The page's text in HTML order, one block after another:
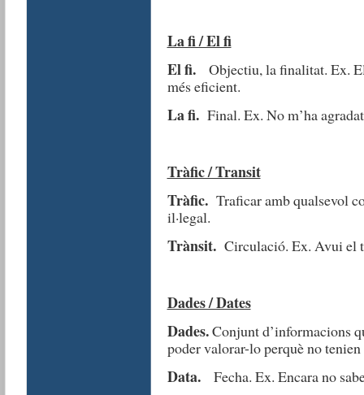
La fi / El fi
El fi.Objectiu, la finalitat. Ex. El
més eficient.
La fi.Final. Ex. No m’ha
Tràfic / Transit
Tràfic.Traficar amb qualsevol
il·legal.
Trànsit.Circulació. Ex. Avui el
Dades / Dates
Dades.Conjunt d’informacions
poder valorar-lo perquè no tenien
Data.Fecha. Ex. Encara no